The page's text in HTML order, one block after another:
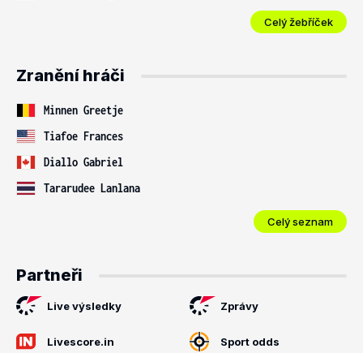
Celý žebříček
Zranění hráči
Minnen Greetje
Tiafoe Frances
Diallo Gabriel
Tararudee Lanlana
Celý seznam
Partneři
Live výsledky Zprávy
Livescore.in Sport odds